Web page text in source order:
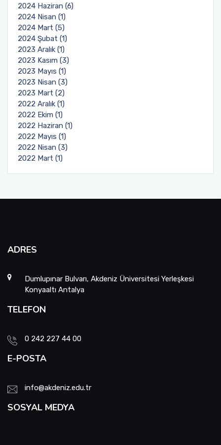
2024 Haziran (6)
2024 Nisan (1)
2024 Mart (5)
2024 Şubat (1)
2023 Aralık (1)
2023 Kasım (3)
2023 Mayıs (1)
2023 Nisan (3)
2023 Mart (2)
2022 Aralık (1)
2022 Ekim (1)
2022 Haziran (1)
2022 Mayıs (1)
2022 Nisan (3)
2022 Mart (1)
ADRES
Dumlupınar Bulvarı, Akdeniz Üniversitesi Yerleşkesi
Konyaaltı Antalya
TELEFON
0 242 227 44 00
E-POSTA
info@akdeniz.edu.tr
SOSYAL MEDYA